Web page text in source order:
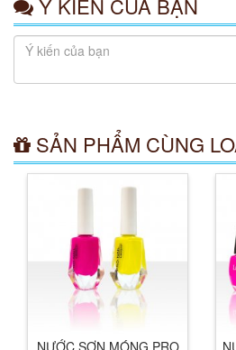
Ý KIẾN CỦA BẠN
SẢN PHẨM CÙNG
Xem chi tiết